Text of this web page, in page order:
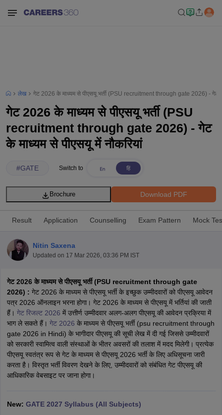
JEE Main Study MaterialJEE Main Answer Key
View All
JEE Advanced Exam Pattern JEE Advanced Answer Key
JEE
GATE Cutoff GATE Result
View All GATE Articles
EAMCET Exam Pattern
AP EAMCET Answer KeyAP EAMCET Cutoff
EAMCET Exam Pattern
TS EAMCET Answer Key TS EAMCET Cutoff
MHT CET Answer Key
KCET CutoffKCET ResultView All KCET Articles
Answer Key VITEEE CutoffVITEEE ResultView All VITEEE Articles
लेख गेट 2026 के माध्यम से पीएसयू भर्ती (PSU recruitment through gate 2026) - गेट के
गेट 2026 के माध्यम से पीएसयू भर्ती (PSU
recruitment through gate 2026) - गेट
के माध्यम से पीएसयू में नौकरियां
#GATE Switch to
Download PDF
Brochure
Result Application Counselling Exam Pattern Mock
Nitin Saxena
Updated on 17 Mar 2026, 03:36 PM IST
गेट 2026 के माध्यम से पीएसयू भर्ती (PSU recruitment through gate
2026) : गेट 2026 के माध्यम से पीएसयू भर्ती के इच्छुक उम्मीदवारों को पीएसयू आवेदन
पत्र 2026 ऑनलाइन भरना होगा। गेट 2026 के माध्यम से पीएसयू में भर्तियां की जाती
हैं। गेट रिजल्ट 2026 में उत्तीर्ण उम्मीदवार अलग-अलग पीएसयू की आवेदन प्रक्रिया में
भाग ले सकते हैं। गेट 2026 के माध्यम से पीएसयू भर्ती (psu recruitment through
gate 2026 in Hindi) के भागीदार पीएसयू की सूची लेख में दी गई जिससे उम्मीदवारों
को सरकारी स्वामित्व वाली संस्थाओं के भीतर अवसरों की तलाश में मदद मिलेगी। प्रत्येक
पीएसयू स्वतंत्र रूप से गेट के माध्यम से पीएसयू 2026 भर्ती के लिए अधिसूचना जारी
करता है। विस्तृत भर्ती विवरण देखने के लिए, उम्मीदवारों को संबंधित गेट पीएसयू की
आधिकारिक वेबसाइट पर जाना होगा।
New: GATE 2027 Syllabus (All Subjects)